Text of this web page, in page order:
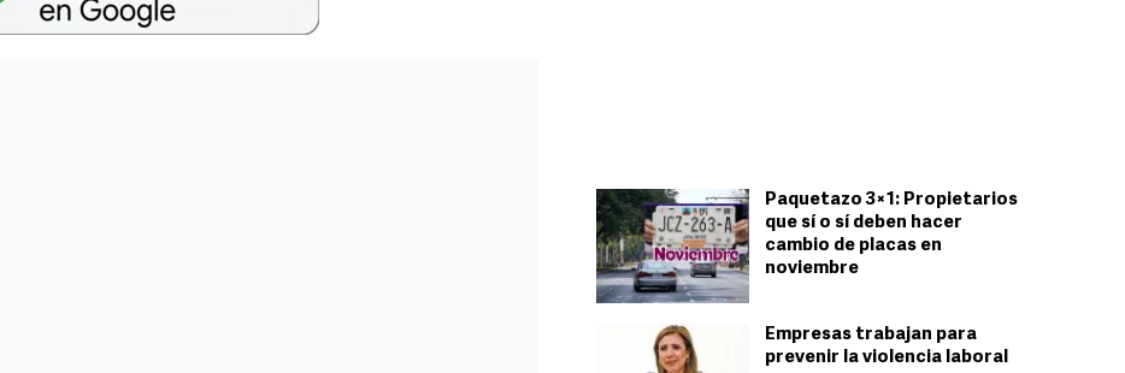
Paquetazo 3×1: Propietarios
que sí o sí deben hacer
cambio de placas en
noviembre
Empresas trabajan para
prevenir la violencia laboral